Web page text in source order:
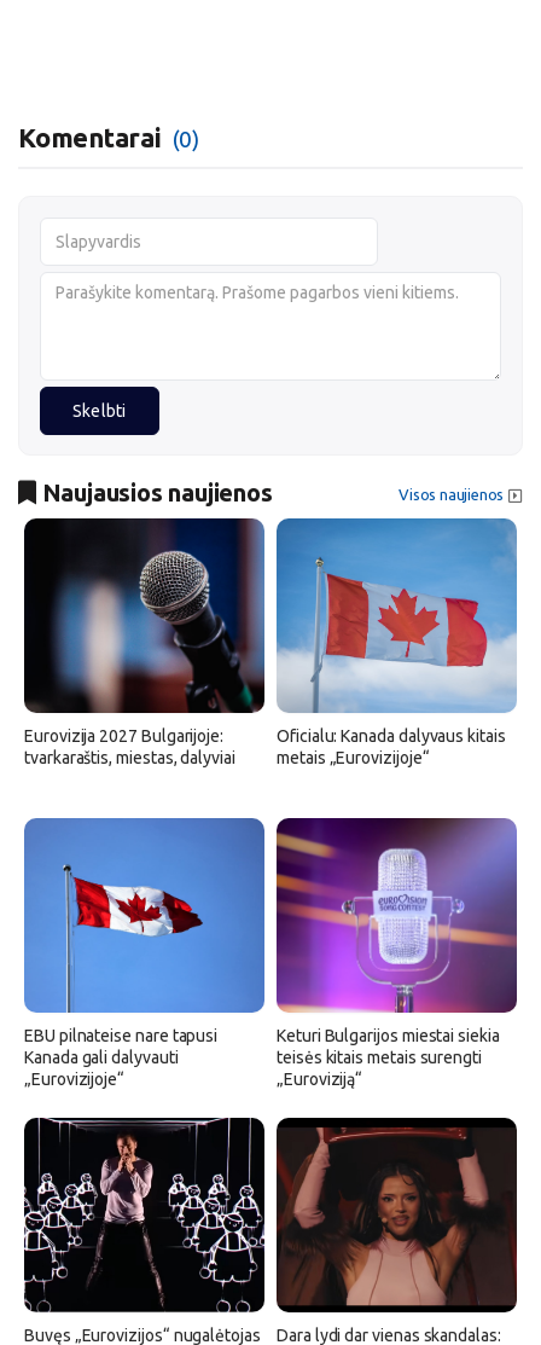
Komentarai (0)
Skelbti
Naujausios naujienos Visos naujienos
Eurovizija 2027 Bulgarijoje:
tvarkaraštis, miestas, dalyviai
Oficialu: Kanada dalyvaus kitais
metais „Eurovizijoje“
EBU pilnateise nare tapusi
Kanada gali dalyvauti
„Eurovizijoje“
Keturi Bulgarijos miestai siekia
teisės kitais metais surengti
„Euroviziją“
Buvęs „Eurovizijos“ nugalėtojas
Dara lydi dar vienas skandalas: